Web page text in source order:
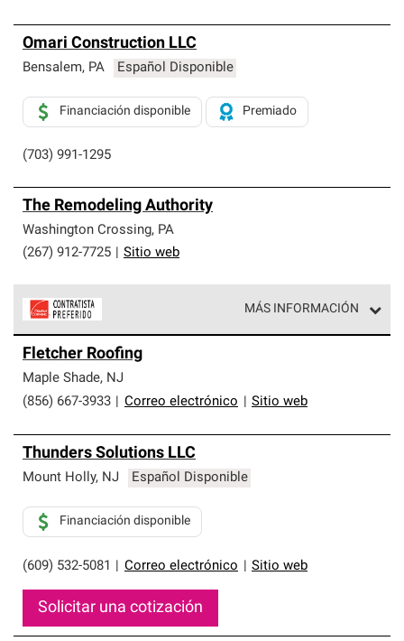
Omari Construction LLC
Bensalem, PA Español Disponible
(703) 991-1295
Financiación disponible Premiado
The Remodeling Authority
Washington Crossing, PA
(267) 912-7725
Sitio web
MÁS INFORMACIÓN
parte de una red exclusiva de profesionales de techos
que cumplen con altos estándares y requisitos estrictos
de profesionalismo y confiabilidad.
Fletcher Roofing
Maple Shade, NJ
(856) 667-3933
Correo electrónico Sitio web
Thunders Solutions LLC
Mount Holly, NJ Español Disponible
(609) 532-5081 Correo electrónico Sitio web
Financiación disponible
Solicitar una cotización